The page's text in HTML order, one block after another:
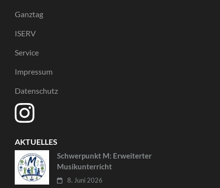
Ganztag
ISERV
Service
Impressum
Datenschutz
AKTUELLES
Schwerpunkt M: Erweiterter
Musikunterricht
8. Juni 2026